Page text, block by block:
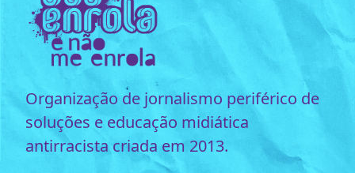
Organização de jornalismo periférico de
soluções e educação midiática
antirracista criada em 2013.